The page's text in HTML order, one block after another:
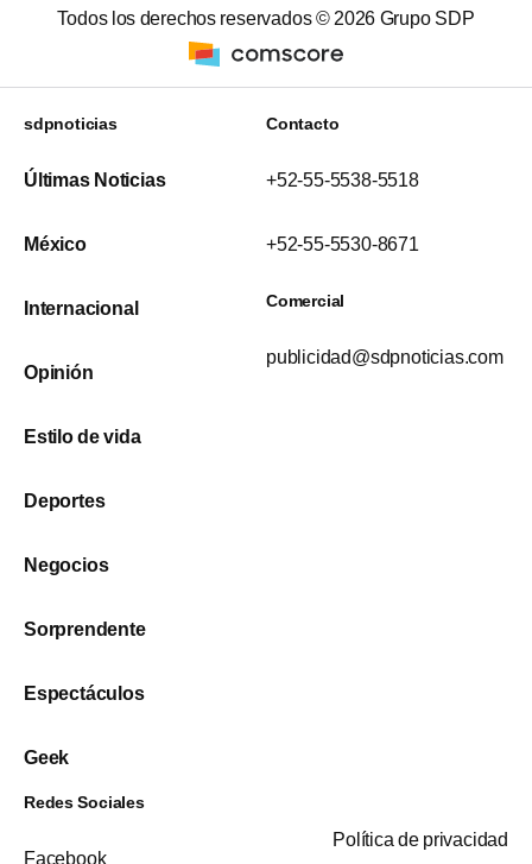
Todos los derechos reservados © 2026 Grupo SDP
sdpnoticias
Últimas Noticias
México
Internacional
Opinión
Estilo de vida
Deportes
Negocios
Sorprendente
Espectáculos
Geek
Contacto
+52-55-5538-5518
+52-55-5530-8671
Comercial
publicidad@sdpnoticias.com
Redes Sociales
Facebook
Política de privacidad